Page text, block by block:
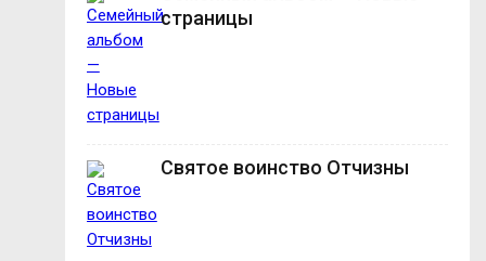
страницы
Святое воинство Отчизны